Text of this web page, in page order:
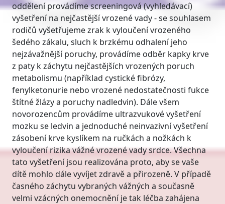
oddělení provádíme screeningová (vyhledávací)
vyšetření na nejčastější vrozené vady - se souhlasem
rodičů vyšetřujeme zrak k vyloučení vrozeného
šedého zákalu, sluch k brzkému odhalení jeho
nejzávažnější poruchy, provádíme odběr kapky krve
z paty k záchytu nejčastějších vrozených poruch
metabolismu (například cystické fibrózy,
fenylketonurie nebo vrozené nedostatečnosti fukce
štítné žlázy a poruchy nadledvin). Dále všem
novorozencům provádíme ultrazvukové vyšetření
mozku se ledvin a jednoduché neinvazivní vyšetření
zásobení krve kyslíkem na ručkách a nožkách k
vyloučení rizika vážné vrozené vady srdce. Všechna
tato vyšetření jsou realizována proto, aby se vaše
dítě mohlo dále vyvíjet zdravě a přirozeně. V případě
časného záchytu vybraných vážných a současně
velmi vzácných onemocnění je tak léčba zahájena